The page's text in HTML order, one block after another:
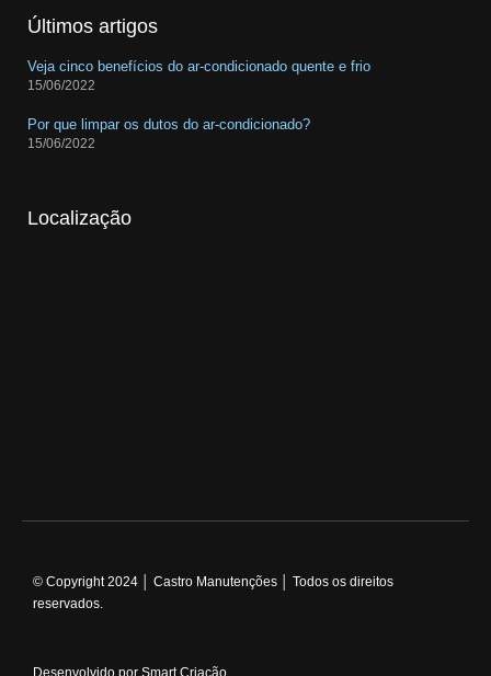
Últimos artigos
Veja cinco benefícios do ar-condicionado quente e frio
15/06/2022
Por que limpar os dutos do ar-condicionado?
15/06/2022
Localização
© Copyright 2024 │ Castro Manutenções │ Todos os direitos
reservados.
Desenvolvido por Smart Criação